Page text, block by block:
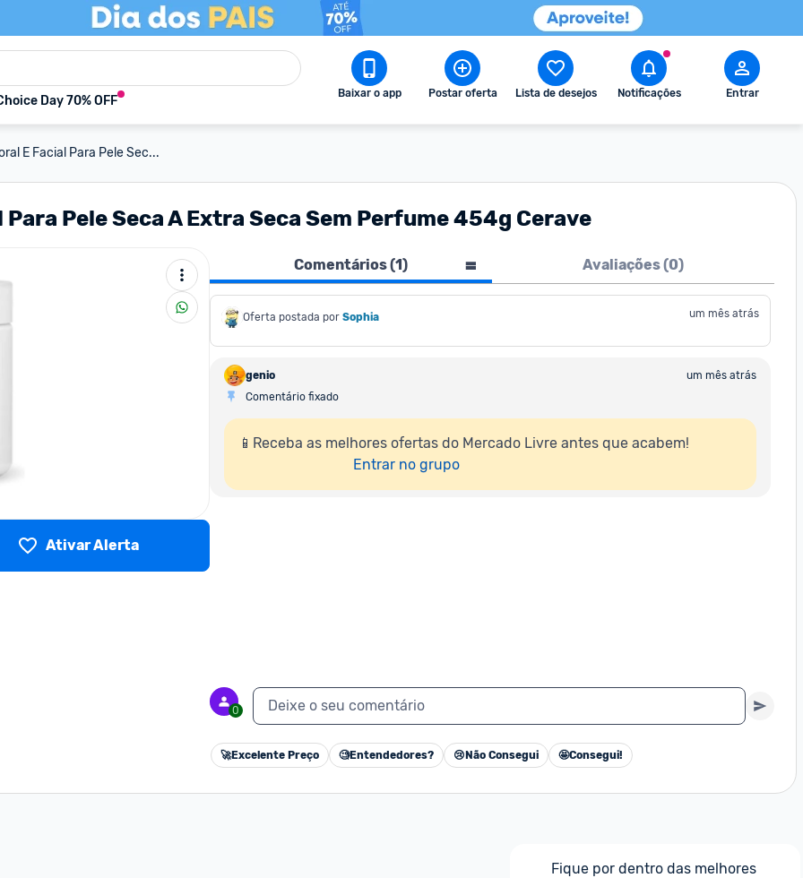
Day 70% OFF Baixar o app Postar oferta Lista de desejos Notificações Entrar
E Facial Para Pele Sec...
Pele Seca A Extra Seca Sem Perfume 454g Cerave
Ativar Alerta
Comentários (1) Avaliações (0)
Oferta postada por Sophia um mês atrás
genio
um mês atrás
Comentário fixado
📱Receba as melhores ofertas do Mercado Livre antes que acabem!
Entrar no grupo
0 Deixe o seu comentário
🚀Excelente Preço 🧐Entendedores? 😢 Não Consegui 🤩Consegui!
Fique por dentro das melhores